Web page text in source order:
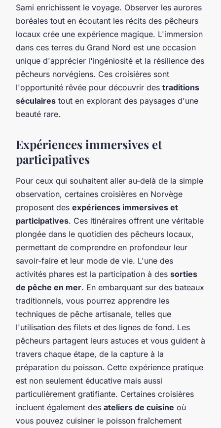
Sami enrichissent le voyage. Observer les aurores
boréales tout en écoutant les récits des pêcheurs
locaux crée une expérience magique. L'immersion
dans ces terres du Grand Nord est une occasion
unique d'apprécier l'ingéniosité et la résilience des
pêcheurs norvégiens. Ces croisières sont
l'opportunité rêvée pour découvrir des traditions
séculaires tout en explorant des paysages d'une
beauté rare.
Expériences immersives et
participatives
Pour ceux qui souhaitent aller au-delà de la simple
observation, certaines croisières en Norvège
proposent des expériences immersives et
participatives. Ces itinéraires offrent une véritable
plongée dans le quotidien des pêcheurs locaux,
permettant de comprendre en profondeur leur
savoir-faire et leur mode de vie. L'une des
activités phares est la participation à des sorties
de pêche en mer. En embarquant sur des bateaux
traditionnels, vous pourrez apprendre les
techniques de pêche artisanale, telles que
l'utilisation des filets et des lignes de fond. Les
pêcheurs partagent leurs astuces et vous guident à
travers chaque étape, de la capture à la
préparation du poisson. Cette expérience pratique
est non seulement éducative mais aussi
particulièrement gratifiante. Certaines croisières
incluent également des ateliers de cuisine où
vous pouvez cuisiner le poisson fraîchement